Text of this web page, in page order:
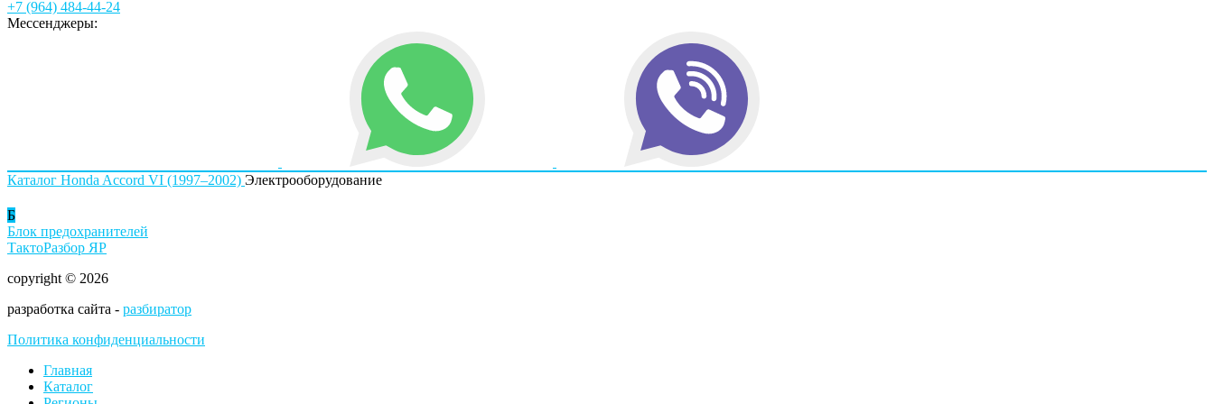
+7 (964) 484-44-24
Мессенджеры:
Каталог Honda Accord VI (1997–2002) Электрооборудование
Б
Блок предохранителей
ТактоРазбор ЯР
copyright © 2026
разработка сайта - разбиратор
Политика конфиденциальности
Главная
Каталог